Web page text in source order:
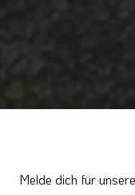
Melde dich für